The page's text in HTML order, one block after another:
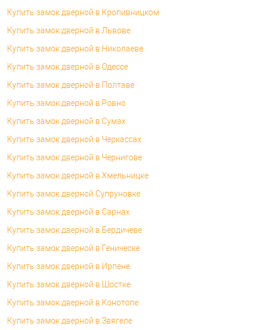
Купить замок дверной в Кропивницком
Купить замок дверной в Львове
Купить замок дверной в Николаеве
Купить замок дверной в Одессе
Купить замок дверной в Полтаве
Купить замок дверной в Ровно
Купить замок дверной в Сумах
Купить замок дверной в Черкассах
Купить замок дверной в Чернигове
Купить замок дверной в Хмельницке
Купить замок дверной Супруновке
Купить замок дверной в Сарнах
Купить замок дверной в Бердичеве
Купить замок дверной в Геническе
Купить замок дверной в Ирпене
Купить замок дверной в Шостке
Купить замок дверной в Конотопе
Купить замок дверной в Звягеле